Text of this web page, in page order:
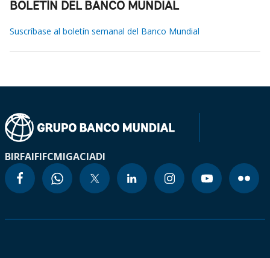
BOLETÍN DEL BANCO MUNDIAL
Suscríbase al boletín semanal del Banco Mundial
BIRFAIFIFCMIGACIADI